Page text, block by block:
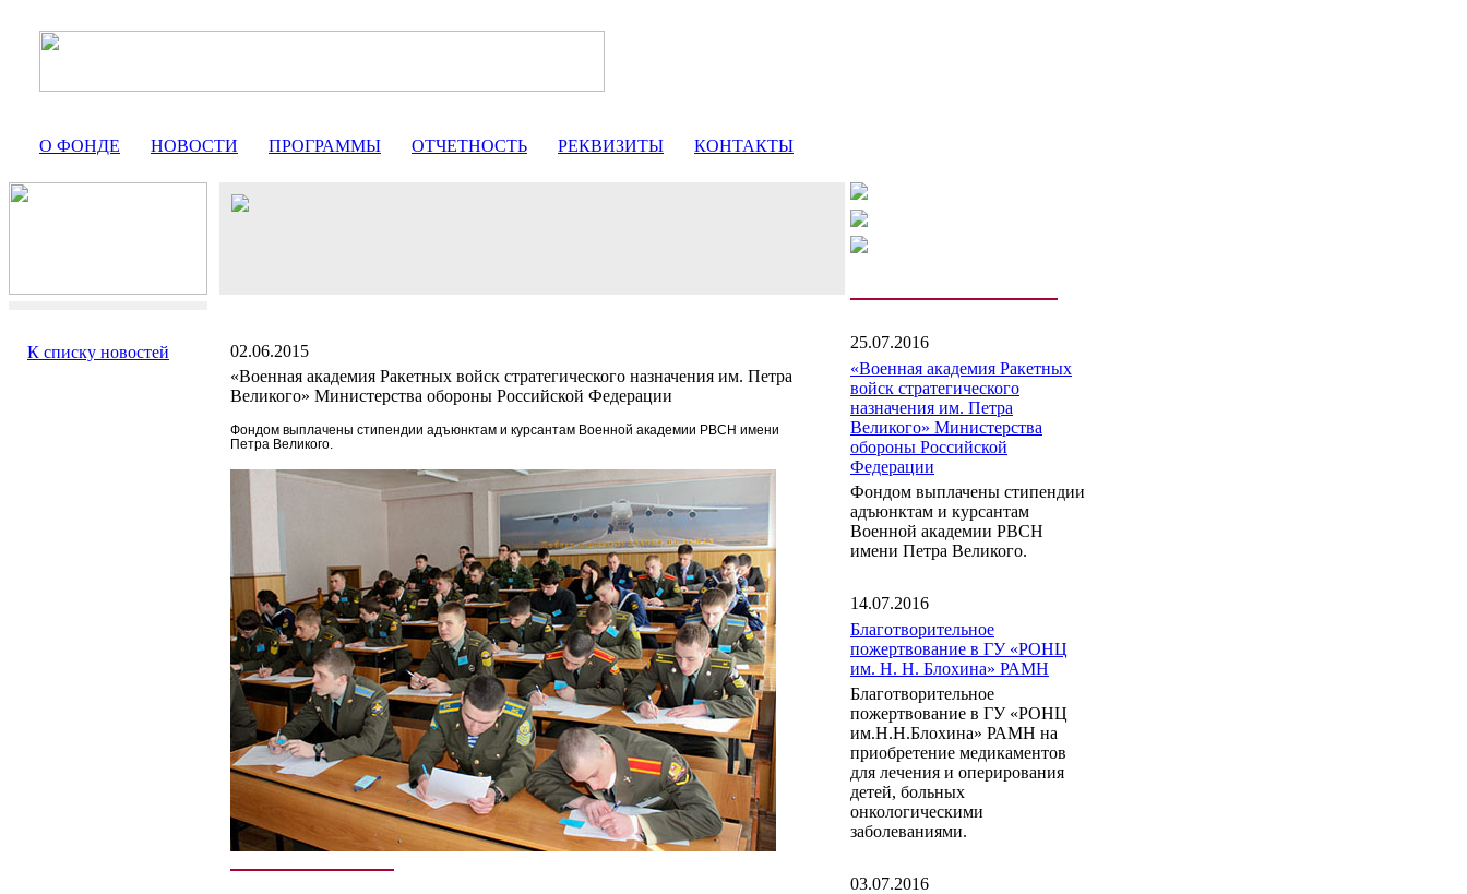
О ФОНДЕ НОВОСТИ ПРОГРАММЫ ОТЧЕТНОСТЬ РЕКВИЗИТЫ КОНТАКТЫ
К списку новостей
02.06.2015
«Военная академия Ракетных войск стратегического назначения им. Петра
Великого» Министерства обороны Российской Федерации
Фондом выплачены стипендии адъюнктам и курсантам Военной академии РВСН имени
Петра Великого.
25.07.2016
«Военная академия Ракетных
войск стратегического
назначения им. Петра
Великого» Министерства
обороны Российской
Федерации
Фондом выплачены стипендии
адъюнктам и курсантам
Военной академии РВСН
имени Петра Великого.
14.07.2016
Благотворительное
пожертвование в ГУ «РОНЦ
им. Н. Н. Блохина» РАМН
Благотворительное
пожертвование в ГУ «РОНЦ
им.Н.Н.Блохина» РАМН на
приобретение медикаментов
для лечения и оперирования
детей, больных
онкологическими
заболеваниями.
03.07.2016